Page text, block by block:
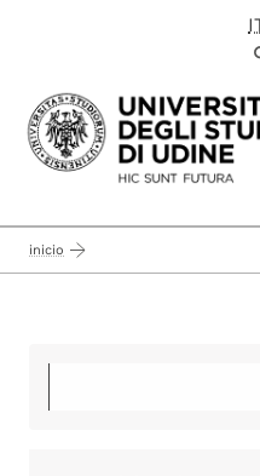
Passa al
inicio